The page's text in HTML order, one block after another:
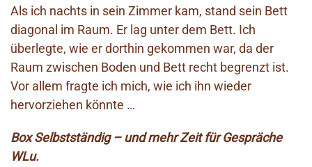
Als ich nachts in sein Zimmer kam, stand sein Bett
diagonal im Raum. Er lag unter dem Bett. Ich
überlegte, wie er dorthin gekommen war, da der
Raum zwischen Boden und Bett recht begrenzt ist.
Vor allem fragte ich mich, wie ich ihn wieder
hervorziehen könnte …
Box Selbstständig – und mehr Zeit für Gespräche
WLu.